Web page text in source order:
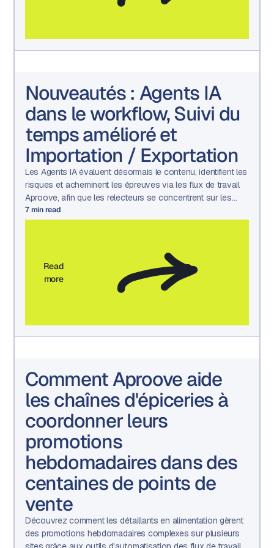
Nouveautés : Agents IA
dans le workflow, Suivi du
temps amélioré et
Importation / Exportation
Les Agents IA évaluent désormais le contenu, identifient les
risques et acheminent les épreuves via les flux de travail
Aproove, afin que les relecteurs se concentrent sur les
décisions qui nécessitent une intervention humaine.
7min read
Read
more
Comment Aproove aide
les chaînes d'épiceries à
coordonner leurs
promotions
hebdomadaires dans des
centaines de points de
vente
Découvrez comment les détaillants en alimentation gèrent
des promotions hebdomadaires complexes sur plusieurs